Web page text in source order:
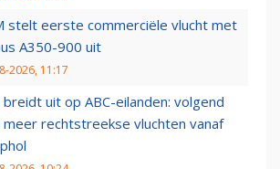
stelt eerste commerciële vlucht met
A350-900 uit
2026, 11:17
breidt uit op ABC-eilanden: volgend
meer rechtstreekse vluchten vanaf